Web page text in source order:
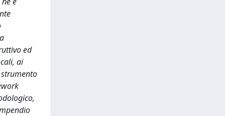
ed
ai